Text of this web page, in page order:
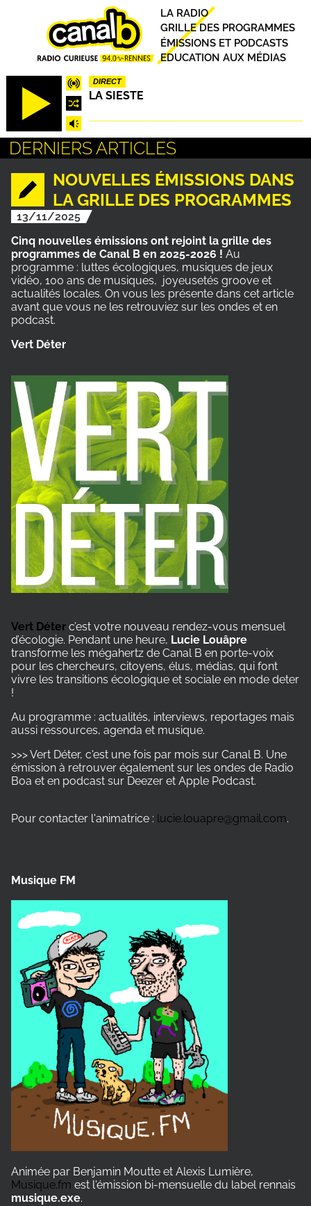
DIRECT
LA SIESTE
Principal
LA RADIO
GRILLE DES PROGRAMMES
ÉMISSIONS ET PODCASTS
EDUCATION AUX MÉDIAS
DERNIERS ARTICLES
NOUVELLES ÉMISSIONS DANS
LA GRILLE DES PROGRAMMES
13/11/2025
Cinq nouvelles émissions ont rejoint la grille des
programmes de Canal B en 2025-2026 ! Au
programme : luttes écologiques, musiques de jeux
vidéo, 100 ans de musiques, joyeusetés groove et
actualités locales. On vous les présente dans cet article
avant que vous ne les retrouviez sur les ondes et en
podcast.
Vert Déter
Vert Déter c’est votre nouveau rendez-vous mensuel
d’écologie. Pendant une heure, Lucie Louâpre
transforme les mégahertz de Canal B en porte-voix
pour les chercheurs, citoyens, élus, médias, qui font
vivre les transitions écologique et sociale en mode deter
!
Au programme : actualités, interviews, reportages mais
aussi ressources, agenda et musique.
>>> Vert Déter, c'est une fois par mois sur Canal B. Une
émission à retrouver également sur les ondes de Radio
Boa et en podcast sur Deezer et Apple Podcast.
Pour contacter l'animatrice : lucie.louapre@gmail.com.
Musique FM
Animée par Benjamin Moutte et Alexis Lumière,
Musique.fm est l'émission bi-mensuelle du label rennais
musique.exe.